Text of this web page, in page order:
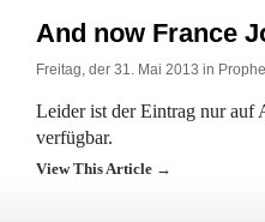
And now France
Freitag, der 31. Mai 2013 in
Leider ist der Eintrag nur auf
verfügbar.
View This Article →